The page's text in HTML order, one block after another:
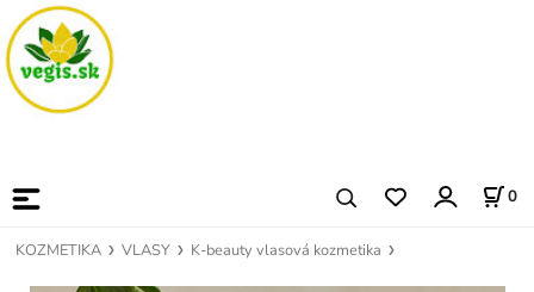
0
KOZMETIKA VLASY K-beauty vlasová kozmetika